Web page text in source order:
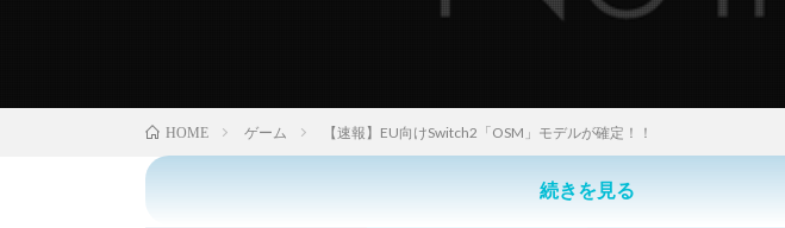
HOME ゲーム 【速報】EU向けSwitch2「OSM」モデルが確定！！
続きを見る